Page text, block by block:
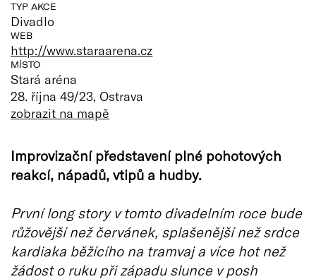
TYP AKCE
Divadlo
WEB
http://www.staraarena.cz
MÍSTO
Stará aréna
28. října 49/23, Ostrava
zobrazit na mapě
Improvizační představení plné pohotových
reakcí, nápadů, vtipů a hudby.
První long story v tomto divadelním roce bude
růžovější než červánek, splašenější než srdce
kardiaka běžícího na tramvaj a více hot než
žádost o ruku při západu slunce v posh